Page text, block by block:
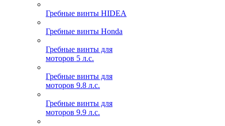
Гребные винты HIDEA
Гребные винты Honda
Гребные винты для
моторов 5 л.с.
Гребные винты для
моторов 9.8 л.с.
Гребные винты для
моторов 9.9 л.с.